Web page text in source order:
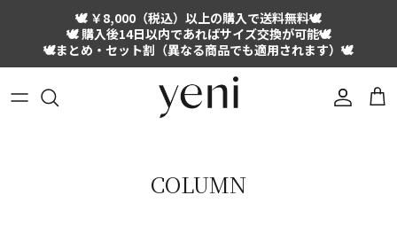
content
🕊 ￥8,000（税込）以上の購入で送料無料🕊
🕊 購入後14日以内であればサイズ交換が可能🕊
🕊まとめ・セット割（異なる商品でも適用されます）🕊
ノンワイヤーブラ
COLUMN